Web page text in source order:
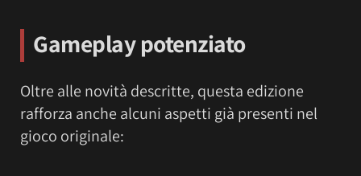
Gameplay potenziato
Oltre alle novità descritte, questa edizione
rafforza anche alcuni aspetti già presenti nel
gioco originale: